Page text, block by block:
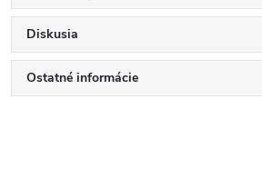
Diskusia
Ostatné informácie